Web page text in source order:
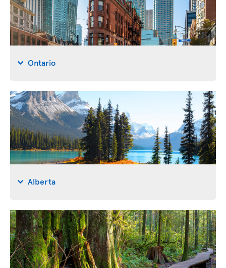
Ontario
Alberta